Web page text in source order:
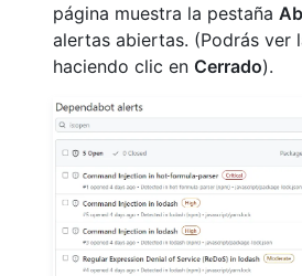
página muestra la pestaña
alertas abiertas. (Podrás ver
haciendo clic en Cerrado).